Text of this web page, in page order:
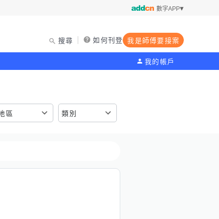
數字APP
搜尋 如何刊登 我是師傅要接案
我的帳戶
區 類別